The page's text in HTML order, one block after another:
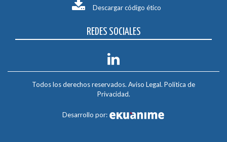
Descargar código ético
REDES SOCIALES
Todos los derechos reservados. Aviso Legal. Política de
Privacidad.
Desarrollo por: